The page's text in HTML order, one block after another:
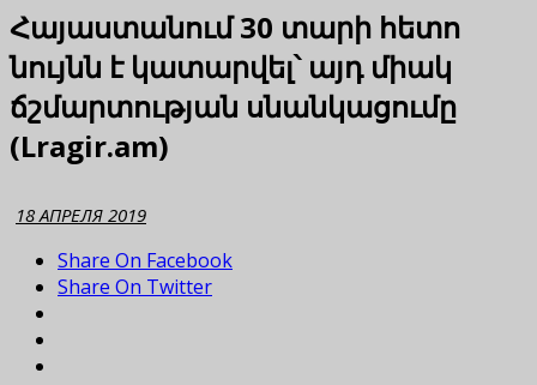
Հայաստանում 30 տարի հետո
նույնն է կատարվել՝ այդ միակ
ճշմարտության սնանկացումը
(Lragir.am)
18 АПРЕЛЯ 2019
Share On Facebook
Share On Twitter